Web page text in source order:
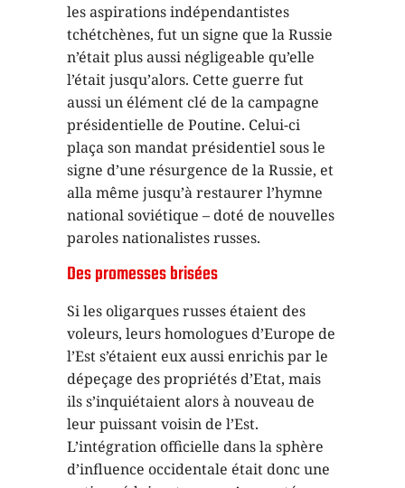
les aspirations indépendantistes
tchétchènes, fut un signe que la Russie
n’était plus aussi négligeable qu’elle
l’était jusqu’alors. Cette guerre fut
aussi un élément clé de la campagne
présidentielle de Poutine. Celui-ci
plaça son mandat présidentiel sous le
signe d’une résurgence de la Russie, et
alla même jusqu’à restaurer l’hymne
national soviétique – doté de nouvelles
paroles nationalistes russes.
Des promesses brisées
Si les oligarques russes étaient des
voleurs, leurs homologues d’Europe de
l’Est s’étaient eux aussi enrichis par le
dépeçage des propriétés d’Etat, mais
ils s’inquiétaient alors à nouveau de
leur puissant voisin de l’Est.
L’intégration officielle dans la sphère
d’influence occidentale était donc une